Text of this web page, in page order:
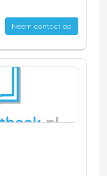
Neem contact op